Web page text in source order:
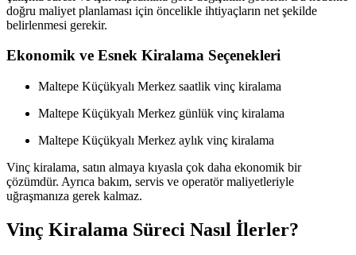
doğru maliyet planlaması için öncelikle ihtiyaçların net şekilde
belirlenmesi gerekir.
Ekonomik ve Esnek Kiralama Seçenekleri
Maltepe Küçükyalı Merkez saatlik vinç kiralama
Maltepe Küçükyalı Merkez günlük vinç kiralama
Maltepe Küçükyalı Merkez aylık vinç kiralama
Vinç kiralama, satın almaya kıyasla çok daha ekonomik bir
çözümdür. Ayrıca bakım, servis ve operatör maliyetleriyle
uğraşmanıza gerek kalmaz.
Vinç Kiralama Süreci Nasıl İlerler?